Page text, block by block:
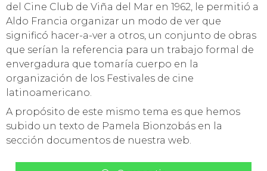
del Cine Club de Viña del Mar en 1962, le permitió a
Aldo Francia organizar un modo de ver que
significó hacer-a-ver a otros, un conjunto de obras
que serían la referencia para un trabajo formal de
envergadura que tomaría cuerpo en la
organización de los Festivales de cine
latinoamericano.
A propósito de este mismo tema es que hemos
subido un texto de Pamela Bionzobás en la
sección documentos de nuestra web.